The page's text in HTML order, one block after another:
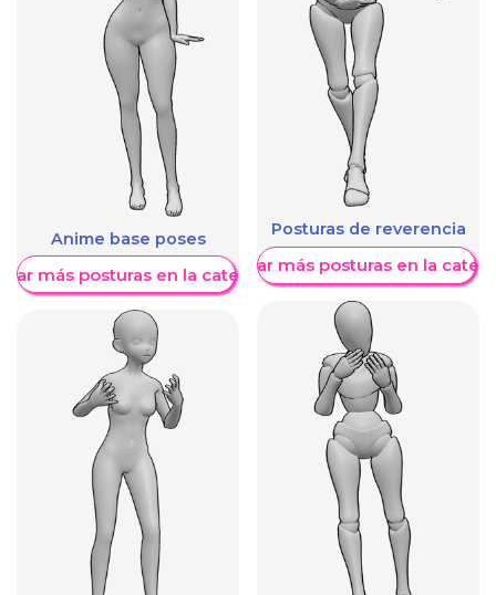
Anime base poses
más posturas en la categoría
Posturas de reverencia
Mostrar más posturas en la